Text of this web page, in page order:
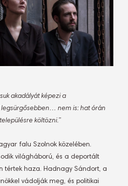
akadályát képezi a
nem is: hat órán
költözni.”
falu Szolnok közelében.
világháború, és a deportált
tértek haza. Hadnagy Sándort, a
vádolják meg, és politikai